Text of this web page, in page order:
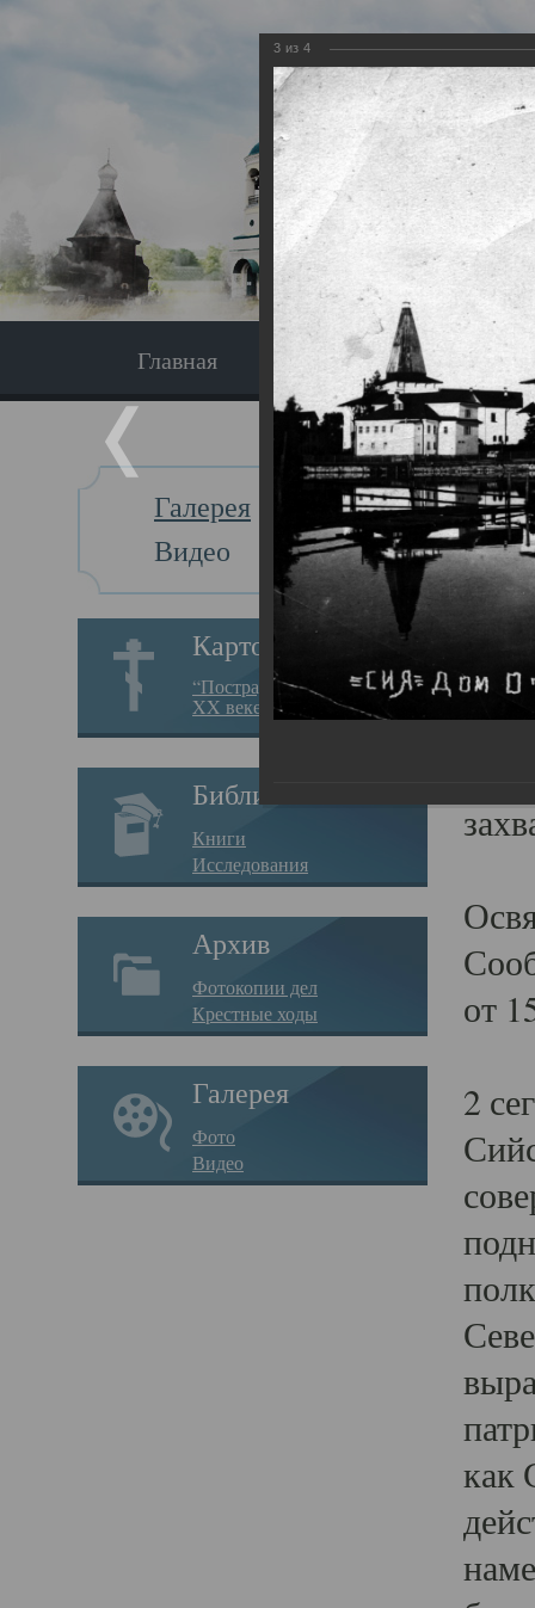
Главная Экскурсия
Галерея
Видео
Картотека
“Пострадавшие за веру в
XX веке на Севере”
Библиотека
Книги
Исследования
Архив
Фотокопии дел
Крестные ходы
Галерея
Фото
Видео
Главная
от
2
как
3 из 4